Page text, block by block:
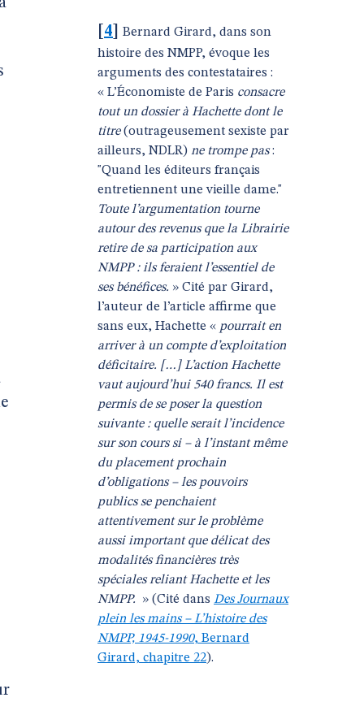
4
Bernard Girard, dans son
histoire des NMPP, évoque les
arguments des contestataires :
« L’Économiste de Paris consacre
tout un dossier à Hachette dont le
titre(outrageusement sexiste par
ailleurs, NDLR) ne trompe pas:
"Quand les éditeurs français
entretiennent une vieille dame."
Toute l’argumentation tourne
autour des revenus que la Librairie
retire de sa participation aux
NMPP : ils feraient l’essentiel de
ses bénéfices. » Cité par Girard,
l’auteur de l’article affirme que
sans eux, Hachette « pourrait en
arriver à un compte d’exploitation
déficitaire. […] L’action Hachette
vaut aujourd’hui 540 francs. Il est
permis de se poser la question
suivante : quelle serait l’incidence
sur son cours si – à l’instant même
du placement prochain
d’obligations – les pouvoirs
publics se penchaient
attentivement sur le problème
aussi important que délicat des
modalités financières très
spéciales reliant Hachette et les
NMPP.
» (Cité dans Des Journaux
plein les mains – L’histoire des
NMPP, 1945-1990, Bernard
Girard, chapitre 22).